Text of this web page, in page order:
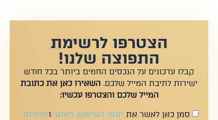
הצטרפו לרשימת
התפוצה שלנו!
קבלו עדכונים על הנכסים החמים ביותר בכל חודש
ישירות לתיבת המייל שלכם. השאירו כאן את כתובת
המייל שלכם והצטרפו עכשיו:
סמן כאן לאשר את תנאי השימוש באתר ומדיניות